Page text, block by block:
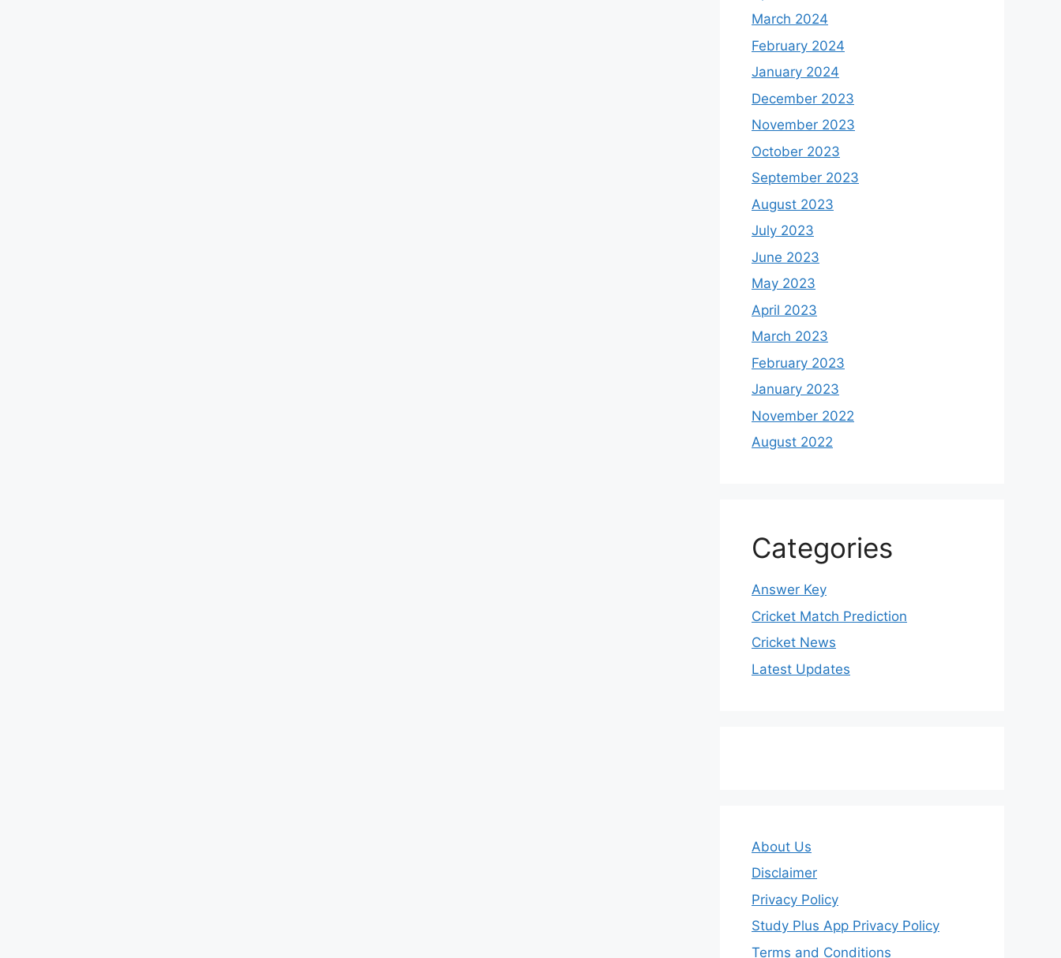
March 2024
February 2024
January 2024
December 2023
November 2023
October 2023
September 2023
August 2023
July 2023
June 2023
May 2023
April 2023
March 2023
February 2023
January 2023
November 2022
August 2022
Categories
Answer Key
Cricket Match Prediction
Cricket News
Latest Updates
About Us
Disclaimer
Privacy Policy
Study Plus App Privacy Policy
Terms and Conditions